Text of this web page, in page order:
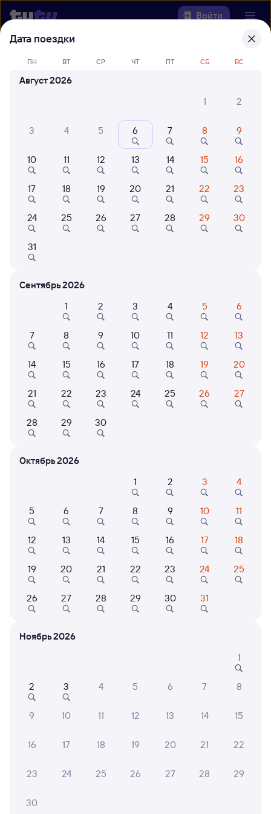
Войти
Выберите день, чтобы найтиж/д
билеты Аксарайская — Камышлов
42 млн путешествуют с
Когда
Кто едет
6 причин купить ж/д билеты
Подробные ответы на вопросы о поездке или
Расписание поездов
Аксарайская — Камышлов
Нет рейсов по этому маршруту
Путешественникам нравятся эти варианты
8,8
Показать
ещё 2
Дата поездки
ПН ВТ СР ЧТ ПТ СБ ВС
Август 2026
1
2
3 4 5 6 7 8 9
10 11 12 13 14 15 16
17 18 19 20 21 22 23
24 25 26 27 28 29 30
31
Сентябрь 2026
1
2 3 4 5 6
7 8 9 10 11 12 13
14 15 16 17 18 19 20
21 22 23 24 25 26 27
28 29 30
Октябрь 2026
1
2 3 4
5 6 7 8 9 10 11
12 13 14 15 16 17 18
19 20 21 22 23 24 25
26 27 28 29 30 31
Ноябрь 2026
1
2 3 4 5 6 7 8
9 10 11 12 13 14 15
16 17 18 19 20 21 22
23 24 25 26 27 28 29
30